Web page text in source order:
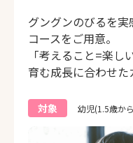
グングンのびるを
コースをご用意。
「考えること=楽
育む成長に合わせた
対象 幼児(1.5歳か